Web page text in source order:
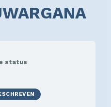
status